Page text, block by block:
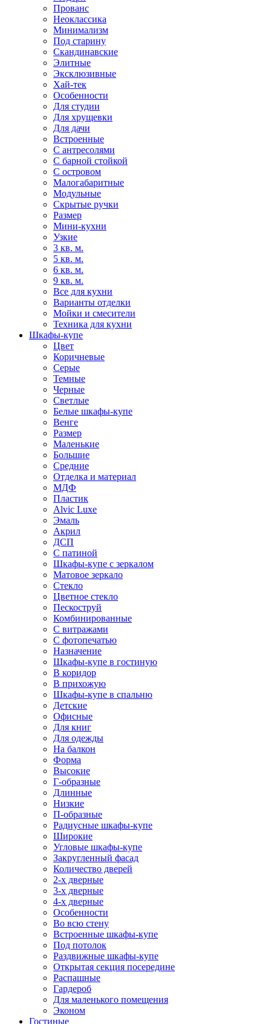
Прованс
Неоклассика
Минимализм
Под старину
Скандинавские
Элитные
Эксклюзивные
Хай-тек
Особенности
Для студии
Для хрущевки
Для дачи
Встроенные
С антресолями
С барной стойкой
С островом
Малогабаритные
Модульные
Скрытые ручки
Размер
Мини-кухни
Узкие
3 кв. м.
5 кв. м.
6 кв. м.
9 кв. м.
Все для кухни
Варианты отделки
Мойки и смесители
Техника для кухни
Шкафы-купе
Цвет
Коричневые
Серые
Темные
Черные
Светлые
Белые шкафы-купе
Венге
Размер
Маленькие
Большие
Средние
Отделка и материал
МДФ
Пластик
Alvic Luxe
Эмаль
Акрил
ДСП
С патиной
Шкафы-купе с зеркалом
Матовое зеркало
Стекло
Цветное стекло
Пескоструй
Комбинированные
С витражами
С фотопечатью
Назначение
Шкафы-купе в гостиную
В коридор
В прихожую
Шкафы-купе в спальню
Детские
Офисные
Для книг
Для одежды
На балкон
Форма
Высокие
Г-образные
Длинные
Низкие
П-образные
Радиусные шкафы-купе
Широкие
Угловые шкафы-купе
Закругленный фасад
Количество дверей
2-х дверные
3-х дверные
4-х дверные
Особенности
Во всю стену
Встроенные шкафы-купе
Под потолок
Раздвижные шкафы-купе
Открытая секция посередине
Распашные
Гардероб
Для маленького помещения
Эконом
Гостиные